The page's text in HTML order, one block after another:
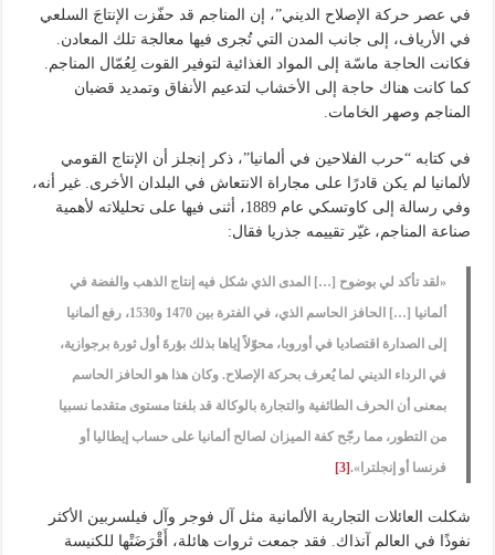
في عصر حركة الإصلاح الديني”، إن المناجم قد حفّزت الإنتاجَ السلعي
في الأرياف، إلى جانب المدن التي تُجرى فيها معالجة تلك المعادن.
فكانت الحاجة ماسّة إلى المواد الغذائية لتوفير القوت لِعُمّال المناجم.
كما كانت هناك حاجة إلى الأخشاب لتدعيم الأنفاق وتمديد قضبان
المناجم وصهر الخامات.
في كتابه “حرب الفلاحين في ألمانيا”، ذكر إنجلز أن الإنتاج القومي
لألمانيا لم يكن قادرًا على مجاراة الانتعاش في البلدان الأخرى. غير أنه،
وفي رسالة إلى كاوتسكي عام 1889، أثنى فيها على تحليلاته لأهمية
صناعة المناجم، غيّر تقييمه جذريا فقال:
«لقد تأكد لي بوضوح […] المدى الذي شكل فيه إنتاج الذهب والفضة في
ألمانيا […] الحافز الحاسم الذي، في الفترة بين 1470 و1530، رفع ألمانيا
إلى الصدارة اقتصاديا في أوروبا، محوّلاً إياها بذلك بؤرةَ أول ثورة برجوازية،
في الرداء الديني لما يُعرف بحركة الإصلاح. وكان هذا هو الحافز الحاسم
بمعنى أن الحرف الطائفية والتجارة بالوكالة قد بلغتا مستوى متقدما نسبيا
من التطور، مما رجّح كفة الميزان لصالح ألمانيا على حساب إيطاليا أو
فرنسا أو إنجلترا».[3]
شكلت العائلات التجارية الألمانية مثل آل فوجر وآل فيلسربين الأكثر
نفوذًا في العالم آنذاك. فقد جمعت ثروات هائلة، أَقْرَضَتْها للكنيسة